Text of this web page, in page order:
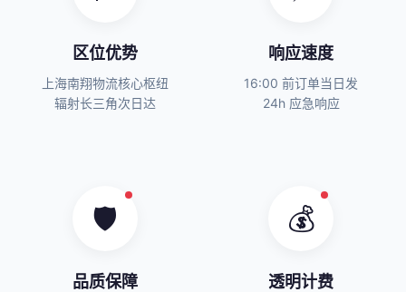
区位优势
上海南翔物流核心枢纽
辐射长三角次日达
响应速度
16:00 前订单当日发
24h 应急响应
🛡️
品质保障
💰
透明计费